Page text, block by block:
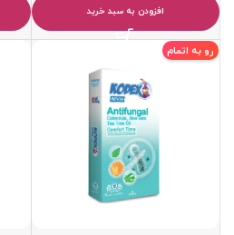
افزودن به سبد خرید
رو به اتمام